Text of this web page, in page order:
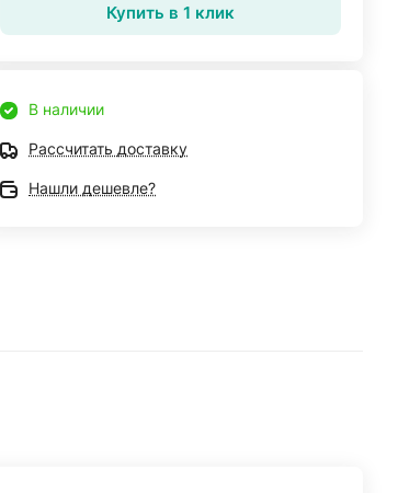
Купить в 1 клик
В наличии
Рассчитать доставку
Нашли дешевле?